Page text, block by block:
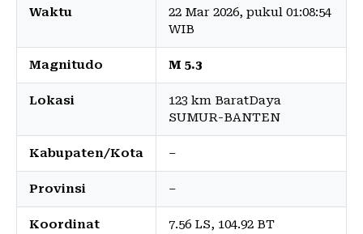
Waktu
22 Mar 2026, pukul 01:08:54
WIB
Magnitudo M 5.3
Lokasi
123 km BaratDaya
SUMUR-BANTEN
Kabupaten/Kota –
Provinsi –
Koordinat 7.56 LS, 104.92 BT